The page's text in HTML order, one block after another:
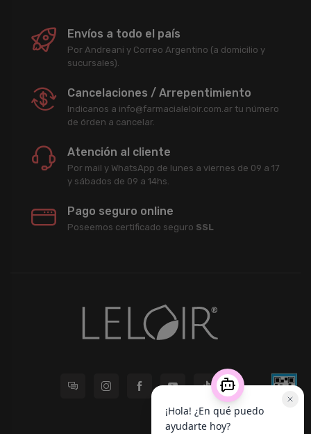
Envíos a todo el país
Por Andreani y Correo Argentino (a domicilio y
sucursales).
Cancelaciones / Arrepentimiento
Indicanos a info@farmacialeloir.com.ar tu número
de órden a cancelar.
Atención al cliente
Por mail y WhatsApp de lunes a viernes de 09 a 17
y sábados de 09 a 14hs.
Pago seguro online
Poseemos certificado seguro SSL